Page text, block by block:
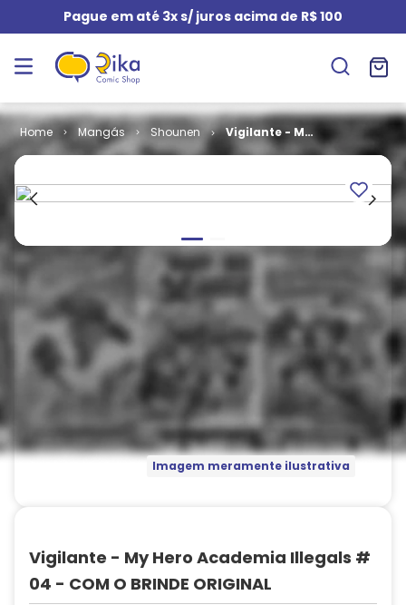
Pague em até 3x s/ juros acima de R$ 100
Mangás Shounen
Vigilante - My
Illegals # 04 -
Imagem meramente ilustrativa
Vigilante - My Hero Academia Illegals #
04 - COM O BRINDE ORIGINAL